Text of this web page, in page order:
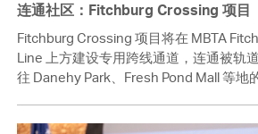
连通社区：Fitchburg Crossing 项目
Fitchburg Crossing 项目将在 MBTA
Line 上方建设专用跨线通道，连通被轨
往 Danehy Park、Fresh Pond Mall 等地